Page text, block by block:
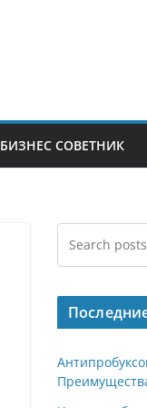
БИЗНЕС СОВЕТНИК